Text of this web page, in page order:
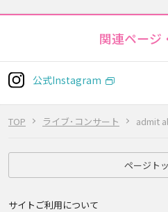
TOP ライブ･コンサート admit
関連ページ
公式Instagram
ページト
サイトご利用について